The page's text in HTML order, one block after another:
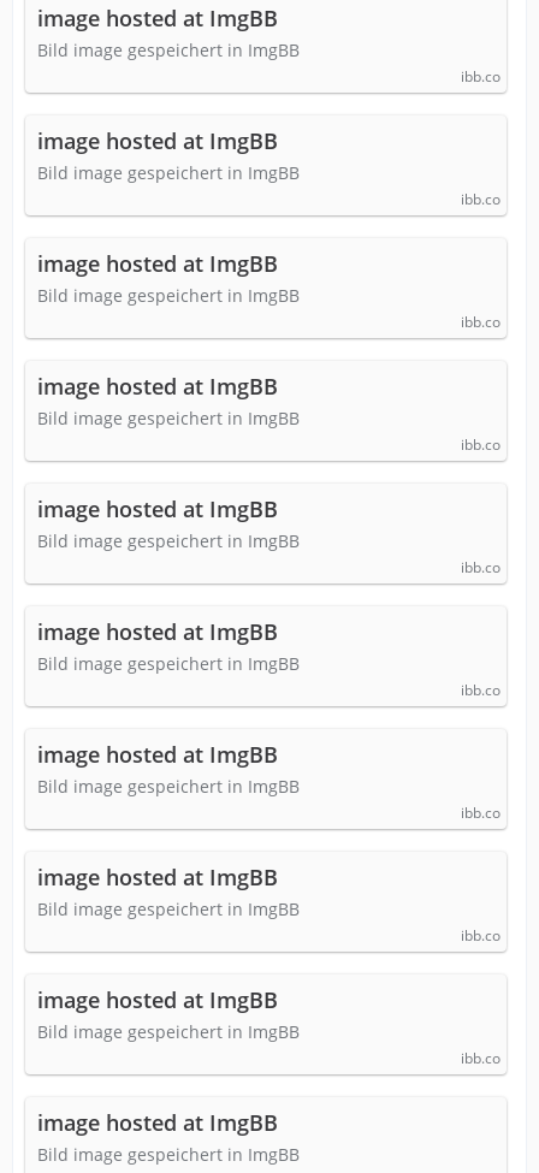
image hosted at ImgBB
Bild image gespeichert in ImgBB
ibb.co
image hosted at ImgBB
Bild image gespeichert in ImgBB
ibb.co
image hosted at ImgBB
Bild image gespeichert in ImgBB
ibb.co
image hosted at ImgBB
Bild image gespeichert in ImgBB
ibb.co
image hosted at ImgBB
Bild image gespeichert in ImgBB
ibb.co
image hosted at ImgBB
Bild image gespeichert in ImgBB
ibb.co
image hosted at ImgBB
Bild image gespeichert in ImgBB
ibb.co
image hosted at ImgBB
Bild image gespeichert in ImgBB
ibb.co
image hosted at ImgBB
Bild image gespeichert in ImgBB
ibb.co
image hosted at ImgBB
Bild image gespeichert in ImgBB